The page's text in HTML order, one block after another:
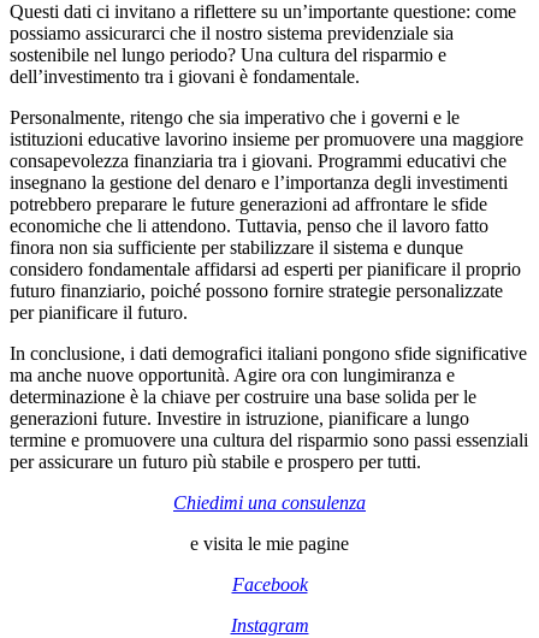
Questi dati ci invitano a riflettere su un’importante questione: come
possiamo assicurarci che il nostro sistema previdenziale sia
sostenibile nel lungo periodo? Una cultura del risparmio e
dell’investimento tra i giovani è fondamentale.
Personalmente, ritengo che sia imperativo che i governi e le
istituzioni educative lavorino insieme per promuovere una maggiore
consapevolezza finanziaria tra i giovani. Programmi educativi che
insegnano la gestione del denaro e l’importanza degli investimenti
potrebbero preparare le future generazioni ad affrontare le sfide
economiche che li attendono. Tuttavia, penso che il lavoro fatto
finora non sia sufficiente per stabilizzare il sistema e dunque
considero fondamentale affidarsi ad esperti per pianificare il proprio
futuro finanziario, poiché possono fornire strategie personalizzate
per pianificare il futuro.
In conclusione, i dati demografici italiani pongono sfide significative
ma anche nuove opportunità. Agire ora con lungimiranza e
determinazione è la chiave per costruire una base solida per le
generazioni future. Investire in istruzione, pianificare a lungo
termine e promuovere una cultura del risparmio sono passi essenziali
per assicurare un futuro più stabile e prospero per tutti.
Chiedimi una consulenza
e visita le mie pagine
Facebook
Instagram